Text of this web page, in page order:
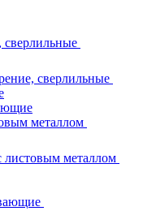
сверлильные
сверлильные
металлом
листовым металлом